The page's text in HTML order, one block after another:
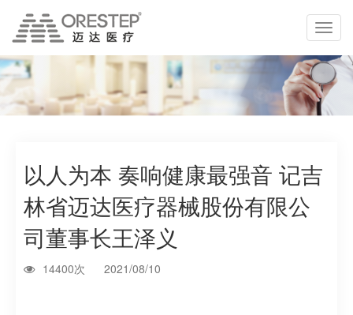
切
换
导
航
以人为本 奏响健康最强音 记吉
林省迈达医疗器械股份有限公
司董事长王泽义
14400次 2021/08/10